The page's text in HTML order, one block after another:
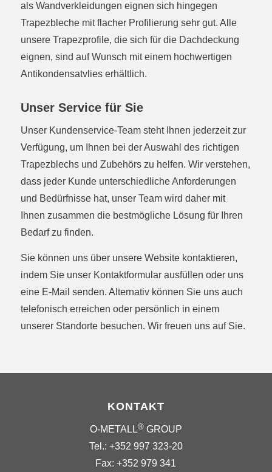
als Wandverkleidungen eignen sich hingegen
Trapezbleche mit flacher Profilierung sehr gut. Alle
unsere Trapezprofile, die sich für die Dachdeckung
eignen, sind auf Wunsch mit einem hochwertigen
Antikondensatvlies erhältlich.
Unser Service für Sie
Unser Kundenservice-Team steht Ihnen jederzeit zur
Verfügung, um Ihnen bei der Auswahl des richtigen
Trapezblechs und Zubehörs zu helfen. Wir verstehen,
dass jeder Kunde unterschiedliche Anforderungen
und Bedürfnisse hat, unser Team wird daher mit
Ihnen zusammen die bestmögliche Lösung für Ihren
Bedarf zu finden.
Sie können uns über unsere Website kontaktieren,
indem Sie unser Kontaktformular ausfüllen oder uns
eine E-Mail senden. Alternativ können Sie uns auch
telefonisch erreichen oder persönlich in einem
unserer Standorte besuchen. Wir freuen uns auf Sie.
KONTAKT
O-METALL®GROUP
Tel.: +352 997 323-20
Fax: +352 979 341